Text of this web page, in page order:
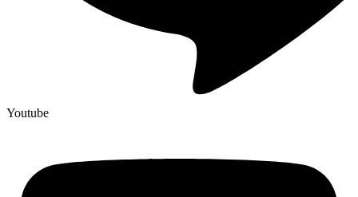
Youtube